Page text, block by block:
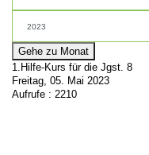
Gehe zu Monat
1.Hilfe-Kurs für die Jgst. 8
Freitag, 05. Mai 2023
Aufrufe : 2210